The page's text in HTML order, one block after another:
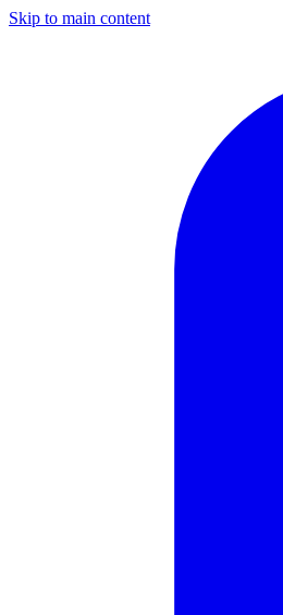
Skip to main content